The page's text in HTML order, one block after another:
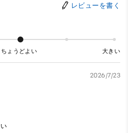
レビューを書く
ちょうどよい 大きい
2026/7/23